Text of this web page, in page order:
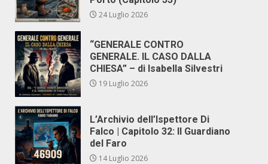
24 Luglio 2026
“GENERALE CONTRO
GENERALE. IL CASO DALLA
CHIESA” – di Isabella Silvestri
19 Luglio 2026
L’Archivio dell’Ispettore Di
Falco | Capitolo 32: Il Guardiano
del Faro
14 Luglio 2026